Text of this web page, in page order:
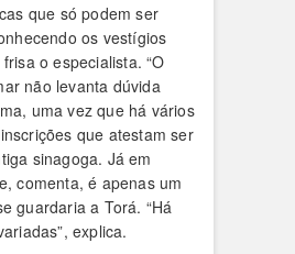
que só podem ser
os vestígios
o especialista. “O
não levanta dúvida
uma vez que há vários
que atestam ser
sinagoga. Já em
comenta, é apenas um
guardaria a Torá. “Há
explica.